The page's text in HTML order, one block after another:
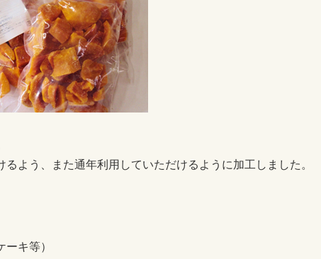
よう、また通年利用していただけるように加工しました。
キ等）